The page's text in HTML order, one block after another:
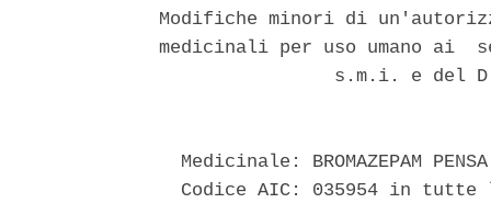
Modifiche minori di
medicinali per uso umano ai
s.m.i. e del
Medicinale: BROMAZEPAM
Codice AIC: 035954 in